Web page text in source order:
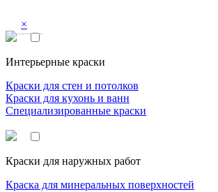
×
Интерьерные краски
Краски для стен и потолков
Краски для кухонь и ванн
Специализированные краски
Краски для наружных работ
Краска для минеральных поверхностей